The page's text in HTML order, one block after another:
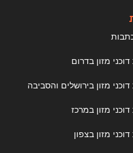
מזון בדרום
מזון בירושלים והסביבה
מזון במרכז
מזון בצפון